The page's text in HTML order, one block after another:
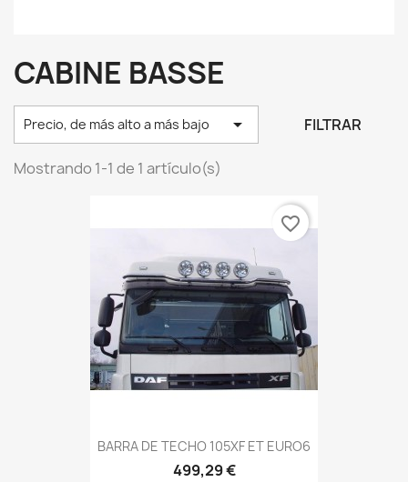
CABINE BASSE
Precio, de más alto a más bajo  FILTRAR
Mostrando 1-1 de 1 artículo(s)
BARRA DE TECHO 105XF ET EURO6
499,29 €
favorite_border